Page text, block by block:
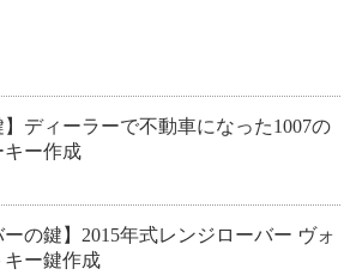
】ディーラーで不動車になった1007の
キー作成
ーの鍵】2015年式レンジローバー ヴォ
キー鍵作成